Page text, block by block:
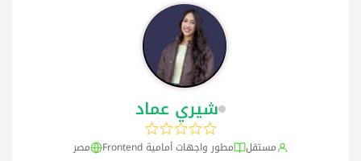
شيري عماد
مستقل مطور واجهات أمامية Frontend مصر